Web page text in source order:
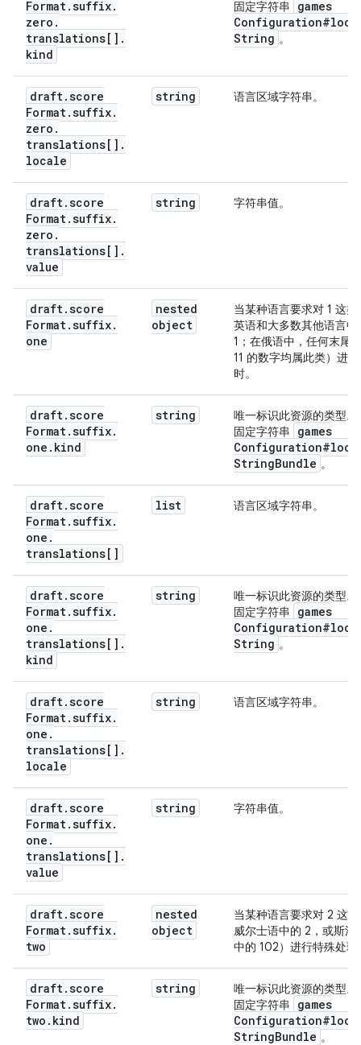
          "translations": [
            {
"kind":
              "locale":
              "value":
string
            }
          ]
        },
        "many": {
"kind":
          "translations": [
            {
"kind":
              "locale":
              "value":
            }
          ]
        },
        "other": {
"kind":
          "translations": [
            {
"kind":
,
              "value":
string
            }
          ]
        }
      "numDecimalPlaces":
integer
,
      "currencyCode":
string
    }
  }
}
Format.suffix.
zero .
translations[] .
kind
固定字符串
games
String 。
draft.score
Format.suffix.
zero .
translations[] .
locale
string 语言区域字符串。
draft.score
Format.suffix.
zero .
translations[] .
value
string 字符串值。
draft.score
Format.suffix.
one
nested
object
当某种语言要求对 1 这
英语和大多数其他语言中
1；在俄语中，任何末尾
11 的数字均属此类）进
时。
draft.score
Format.suffix.
one . kind
string
唯一标识此资源的类型。
固定字符串
games
StringBundle 。
draft.score
Format.suffix.
one .
translations[]
list 语言区域字符串。
draft.score
Format.suffix.
one .
translations[] .
kind
string
唯一标识此资源的类型。
固定字符串
games
String 。
draft.score
Format.suffix.
one .
translations[] .
locale
string 语言区域字符串。
draft.score
Format.suffix.
one .
translations[] .
value
string 字符串值。
draft.score
Format.suffix.
two
nested
object
当某种语言要求对 2 这
威尔士语中的 2，或斯洛
中的 102）进行特殊处理
draft.score
Format.suffix.
two . kind
string
唯一标识此资源的类型。
固定字符串
games
StringBundle 。